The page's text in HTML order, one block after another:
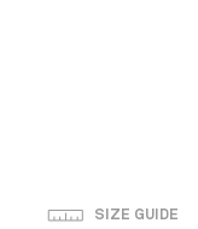
SIZE GUIDE